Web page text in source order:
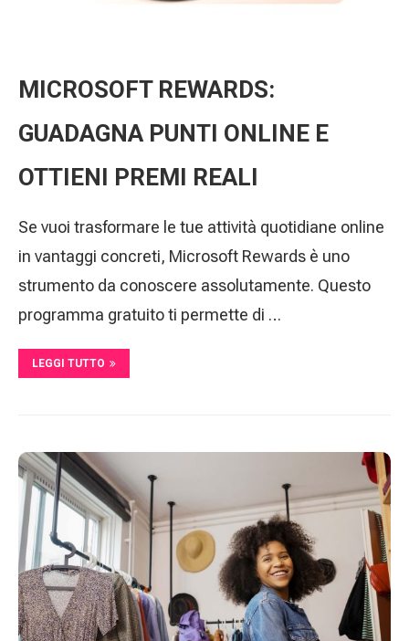
MICROSOFT REWARDS:
GUADAGNA PUNTI ONLINE E
OTTIENI PREMI REALI
Se vuoi trasformare le tue attività quotidiane online
in vantaggi concreti, Microsoft Rewards è uno
strumento da conoscere assolutamente. Questo
programma gratuito ti permette di …
LEGGI TUTTO